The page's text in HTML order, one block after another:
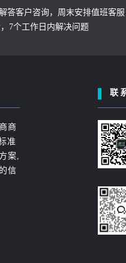
答客户咨询，周末安排值班客
7个工作日内解决问题
商
准
案,
信
联